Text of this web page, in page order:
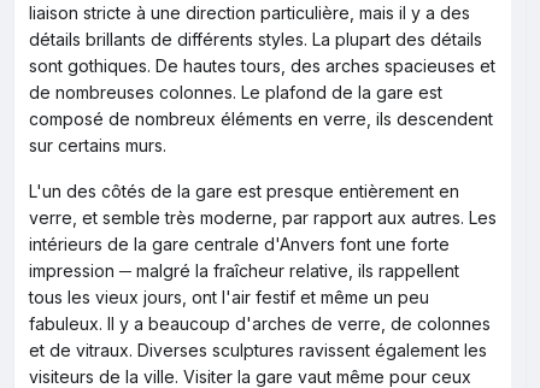
liaison stricte à une direction particulière, mais il y a des
détails brillants de différents styles. La plupart des détails
sont gothiques. De hautes tours, des arches spacieuses et
de nombreuses colonnes. Le plafond de la gare est
composé de nombreux éléments en verre, ils descendent
sur certains murs.
L'un des côtés de la gare est presque entièrement en
verre, et semble très moderne, par rapport aux autres. Les
intérieurs de la gare centrale d'Anvers font une forte
impression ─ malgré la fraîcheur relative, ils rappellent
tous les vieux jours, ont l'air festif et même un peu
fabuleux. Il y a beaucoup d'arches de verre, de colonnes
et de vitraux. Diverses sculptures ravissent également les
visiteurs de la ville. Visiter la gare vaut même pour ceux